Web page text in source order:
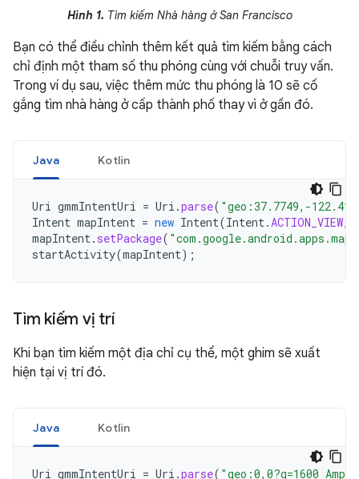
Hình 1. Tìm kiếm Nhà hàng ở San Francisco
Bạn có thể điều chỉnh thêm kết quả tìm kiếm bằng cách
chỉ định một tham số thu phóng cùng với chuỗi truy vấn.
Trong ví dụ sau, việc thêm mức thu phóng là 10 sẽ cố
gắng tìm nhà hàng ở cấp thành phố thay vì ở gần đó.
Java Kotlin
Uri gmmIntentUri = Uri .parse( "geo:37.7749,-
Intent mapIntent = new Intent(Intent.ACTION_VIEW,
mapIntent. setPackage(
startActivity(mapIntent);
Tìm kiếm vị trí
Khi bạn tìm kiếm một địa chỉ cụ thể, một ghim sẽ xuất
hiện tại vị trí đó.
Java Kotlin
Uri gmmIntentUri = Uri .parse( "geo:0,0?q=1600